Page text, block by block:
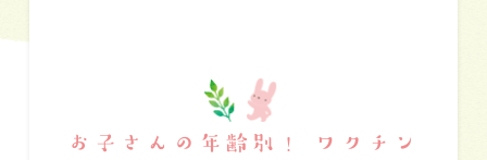
お子さんの年齢別！ ワクチン